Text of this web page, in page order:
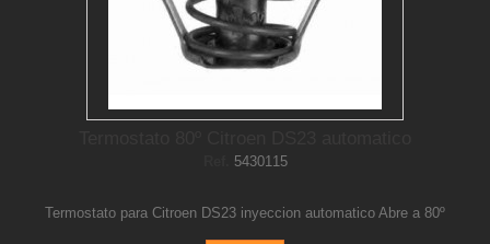
5430115
Termostato para Citroen DS23 inyeccion automatico Abre a 80º